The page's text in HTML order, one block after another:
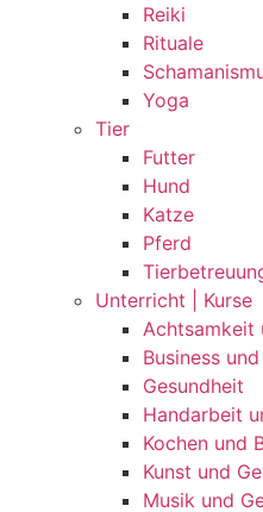
Reiki
Rituale
Yoga
Tier
Futter
Hund
Katze
Pferd
Unterricht | Kurse
Achtsamkeit
Business
Gesundheit
Handarbeit
Kochen und
Kunst und
Musik und